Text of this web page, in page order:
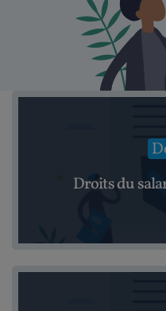
Droits du